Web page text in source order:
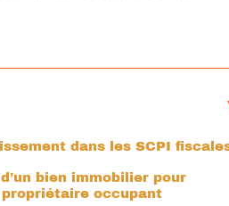
dans les SCPI
d’un bien immobilier pour
occupant